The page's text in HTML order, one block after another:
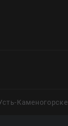
Каменогорске